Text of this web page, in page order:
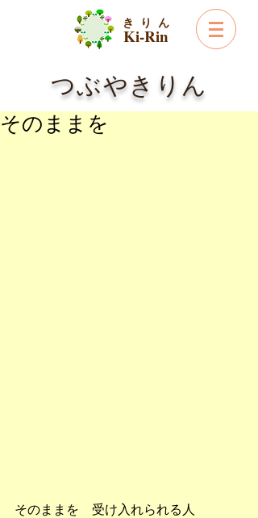
き り ん
Ki-Rin
つぶやきりん
そのままを
そのままを　受け入れられる人